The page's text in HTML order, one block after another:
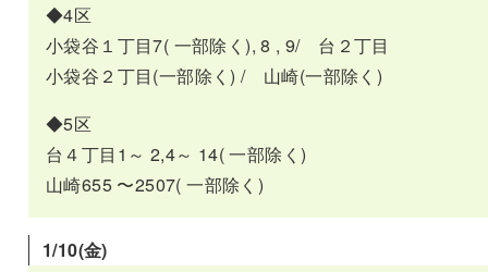
◆4区
小袋谷１丁目7( 一部除く), 8 , 9/ 台２丁目
小袋谷２丁目(一部除く) / 山崎(一部除く)
◆5区
台４丁目1～ 2,4～ 14( 一部除く)
山崎655 〜2507( 一部除く)
1/10(金)